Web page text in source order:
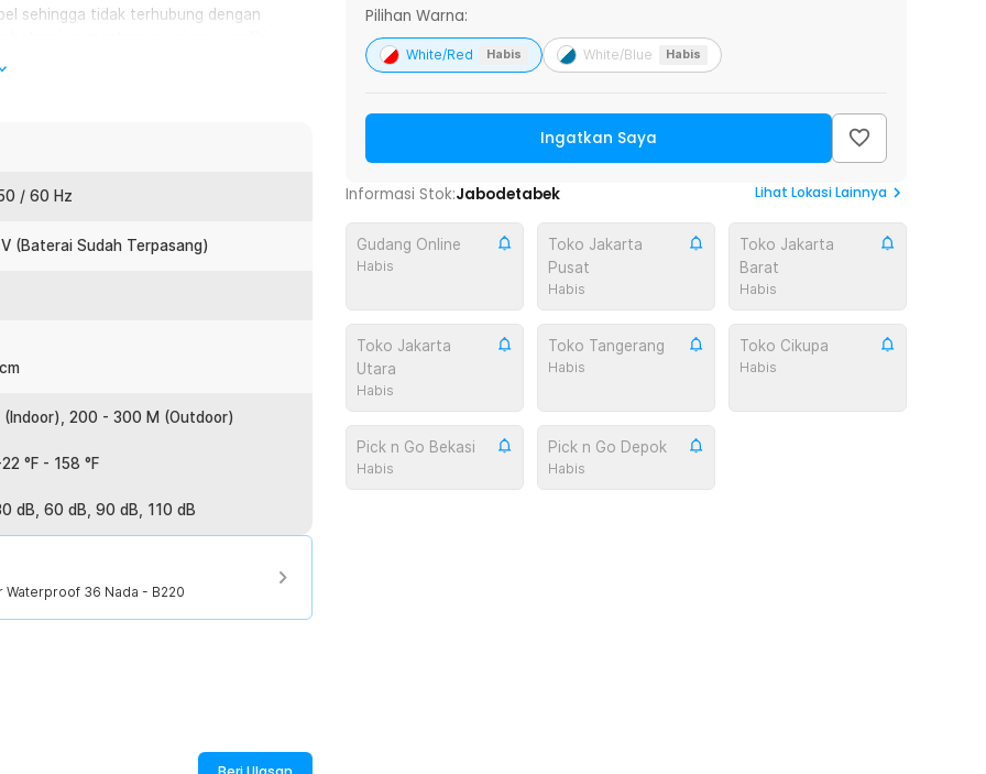
sehingga tidak terhubung dengan
20-50 M di dalam ruangan
memilih nada panjang berupa lagu
bagi pasien rumah sakit atau
pintu tanda kedatangan tamu. Uniknya
kapan saja Anda membutuhkannya
pasien dapat memanggil perawat
bel nirkabel cocok ditempatkan di
karena terpapar air.
/ 60 Hz
(Baterai Sudah Terpasang)
200 - 300 M (Outdoor)
°F - 158 °F
dB, 60 dB, 90 dB, 110 dB
Waterproof 36 Nada - B220
Pilihan Warna:
White/Red Habis White/Blue Habis
Ingatkan Saya
Informasi Stok:Jabodetabek Lihat Lokasi Lainnya
Gudang Online
Habis
Toko Jakarta
Pusat
Habis
Toko Jakarta
Barat
Habis
Toko Jakarta
Utara
Habis
Toko Tangerang
Habis
Toko Cikupa
Habis
Pick n Go Bekasi
Habis
Pick n Go Depok
Habis